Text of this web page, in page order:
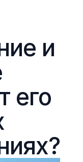
и
его